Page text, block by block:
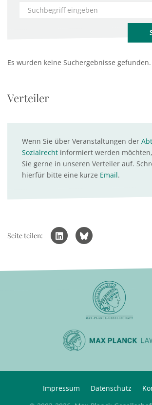
Es wurden keine Suchergebnisse gefunden.
Verteiler
Wenn Sie über Veranstaltungen der
Sozialrecht informiert werden
Sie gerne in unseren Verteiler auf.
hierfür bitte eine kurze Email.
Seite teilen:
Impressum Datenschutz